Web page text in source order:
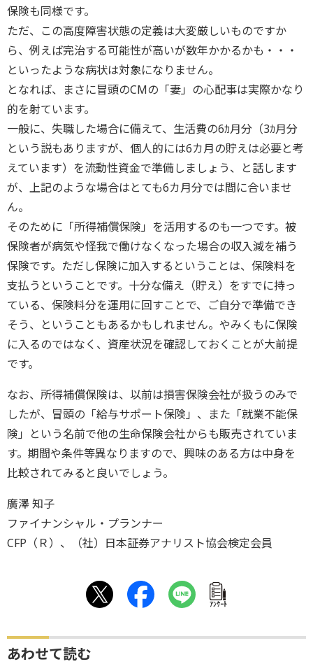
保険も同様です。
ただ、この高度障害状態の定義は大変厳しいものですか
ら、例えば完治する可能性が高いが数年かかるかも・・・
といったような病状は対象になりません。
となれば、まさに冒頭のCMの「妻」の心配事は実際かなり
的を射ています。
一般に、失職した場合に備えて、生活費の6ｶ月分（3ｶ月分
という説もありますが、個人的には6カ月の貯えは必要と考
えています）を流動性資金で準備しましょう、と話します
が、上記のような場合はとても6カ月分では間に合いませ
ん。
そのために「所得補償保険」を活用するのも一つです。被
保険者が病気や怪我で働けなくなった場合の収入減を補う
保険です。ただし保険に加入するということは、保険料を
支払うということです。十分な備え（貯え）をすでに持っ
ている、保険料分を運用に回すことで、ご自分で準備でき
そう、ということもあるかもしれません。やみくもに保険
に入るのではなく、資産状況を確認しておくことが大前提
です。
なお、所得補償保険は、以前は損害保険会社が扱うのみで
したが、冒頭の「給与サポート保険」、また「就業不能保
険」という名前で他の生命保険会社からも販売されていま
す。期間や条件等異なりますので、興味のある方は中身を
比較されてみると良いでしょう。
廣澤 知子
ファイナンシャル・プランナー
CFP（Ｒ）、（社）日本証券アナリスト協会検定会員
ｱﾝｹｰﾄ
あわせて読む